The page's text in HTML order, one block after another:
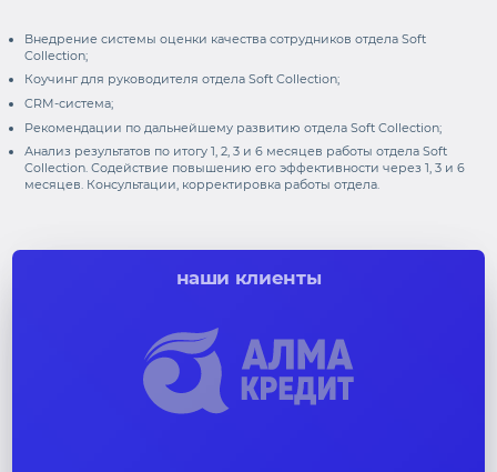
Внедрение системы оценки качества сотрудников отдела Soft
Collection;
Коучинг для руководителя отдела Soft Collection;
CRM-система;
Рекомендации по дальнейшему развитию отдела Soft Collection;
Анализ результатов по итогу 1, 2, 3 и 6 месяцев работы отдела Soft
Collection. Содействие повышению его эффективности через 1, 3 и 6
месяцев. Консультации, корректировка работы отдела.
наши клиенты